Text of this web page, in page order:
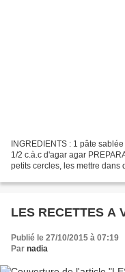
INGREDIENTS : 1 pâte
1/2 c.à.c d'agar agar
petits cercles, les mettre dans
LES RECETTES A
Publié le 27/10/2015 à 07:19
Par nadia